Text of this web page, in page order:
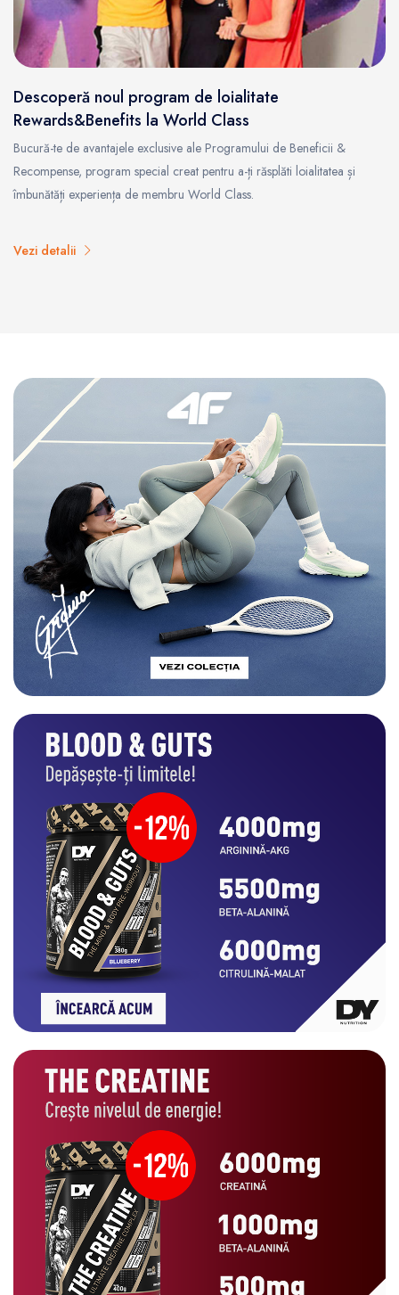
Descoperă noul program de loialitate
Rewards&Benefits la World Class
Bucură-te de avantajele exclusive ale Programului de Beneficii &
Recompense, program special creat pentru a-ți răsplăti loialitatea și
îmbunătăți experiența de membru World Class.
Vezi detalii